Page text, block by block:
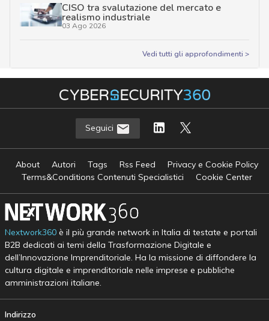
CISO tra svalutazione del mercato e
realismo industriale
03 Ago 2026
Vedi tutti gli approfondimenti >
Seguici
About Autori Tags Rss Feed
Privacy e Cookie Policy
Terms&Conditions Contenuti Specialistici
Cookie Center
Nextwork360è il più grande network in Italia di testate e portali
B2B dedicati ai temi della Trasformazione Digitale e
dell’Innovazione Imprenditoriale. Ha la missione di diffondere la
cultura digitale e imprenditoriale nelle imprese e pubbliche
amministrazioni italiane.
Indirizzo